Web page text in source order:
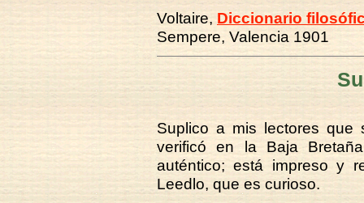
Voltaire, Diccionario
Sempere, Valencia 1901
Suplico a mis lectores
verificó en la Baja
auténtico; está impreso y
Leedlo, que es curioso.